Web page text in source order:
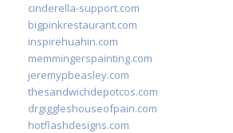
cinderella-support.com
bigpinkrestaurant.com
inspirehuahin.com
memmingerspainting.com
jeremypbeasley.com
thesandwichdepotcos.com
drgiggleshouseofpain.com
hotflashdesigns.com